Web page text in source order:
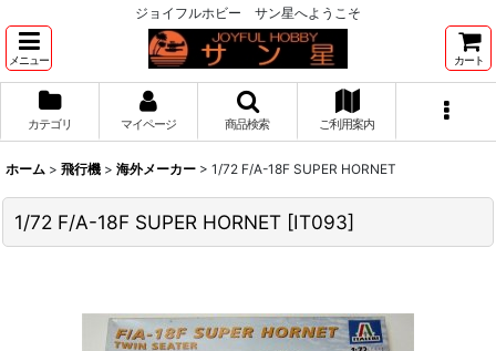
ジョイフルホビー サン星へようこそ
メニュー カート
カテゴリ マイページ 商品検索 ご利用案内
ホーム > 飛行機 > 海外メーカー > 1/72 F/A-18F SUPER HORNET
1/72 F/A-18F SUPER HORNET [IT093]